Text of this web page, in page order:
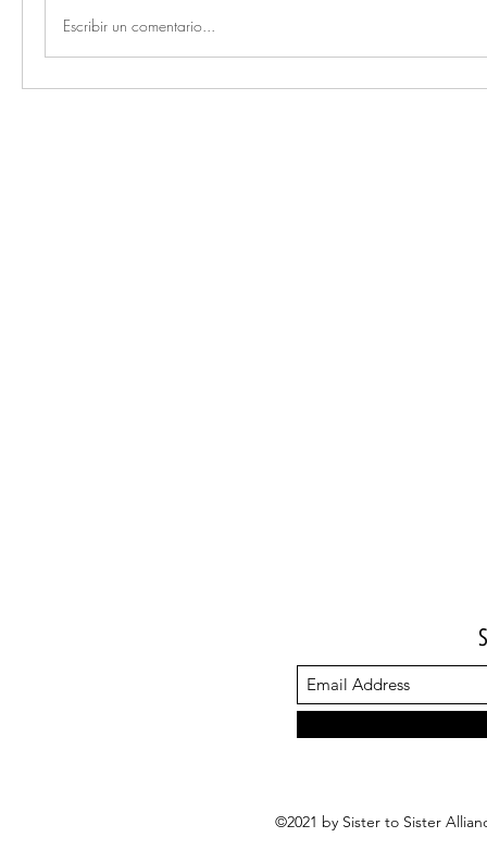
Escribir un comentario...
©2021 by Sister to Sister